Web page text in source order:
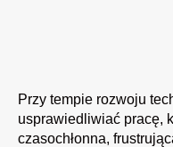
Przy tempie rozwoju
usprawiedliwiać pracę,
czasochłonna,